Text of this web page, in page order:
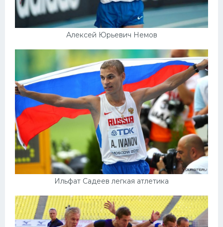
Алексей Юрьевич Немов
Ильфат Садеев легкая атлетика